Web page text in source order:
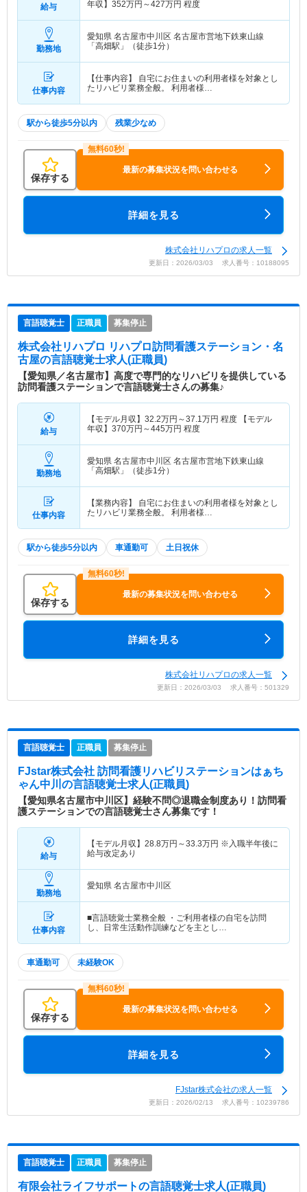
給与
年収】 352万円～427万円 程度
勤務地
愛知県 名古屋市中川区 名古屋市営地下鉄東山線
「高畑駅」（徒歩1分）
仕事内容
【仕事内容】 自宅にお住まいの利用者様を対象とし
たリハビリ業務全般。 利用者様…
駅から徒歩5分以内 残業少なめ
保存する
最新の募集状況を問い合わせる
詳細を見る
株式会社リハプロの求人一覧
更新日：2026/03/03 求人番号：10188095
言語聴覚士 正職員 募集停止
株式会社リハプロ リハプロ訪問看護ステーション・名
古屋の言語聴覚士求人(正職員)
【愛知県／名古屋市】高度で専門的なリハビリを提供している
訪問看護ステーションで言語聴覚士さんの募集♪
給与
【モデル月収】 32.2万円～37.1万円 程度 【モデル
年収】 370万円～445万円 程度
勤務地
愛知県 名古屋市中川区 名古屋市営地下鉄東山線
「高畑駅」（徒歩1分）
仕事内容
【業務内容】 自宅にお住まいの利用者様を対象とし
たリハビリ業務全般。 利用者様…
駅から徒歩5分以内 車通勤可 土日祝休
保存する
最新の募集状況を問い合わせる
詳細を見る
株式会社リハプロの求人一覧
更新日：2026/03/03 求人番号：501329
言語聴覚士 正職員 募集停止
FJstar株式会社 訪問看護リハビリステーションはぁち
ゃん中川 の言語聴覚士求人(正職員)
【愛知県名古屋市中川区】経験不問◎退職金制度あり！訪問看
護ステーションでの言語聴覚士さん募集です！
給与
【モデル月収】 28.8万円～33.3万円 ※入職半年後に
給与改定あり
勤務地
愛知県 名古屋市中川区
仕事内容
■言語聴覚士業務全般 ・ご利用者様の自宅を訪問
し、日常生活動作訓練などを主とし…
車通勤可 未経験OK
保存する
最新の募集状況を問い合わせる
詳細を見る
FJstar株式会社の求人一覧
更新日：2026/02/13 求人番号：10239786
言語聴覚士 正職員 募集停止
有限会社ライフサポートの言語聴覚士求人(正職員)